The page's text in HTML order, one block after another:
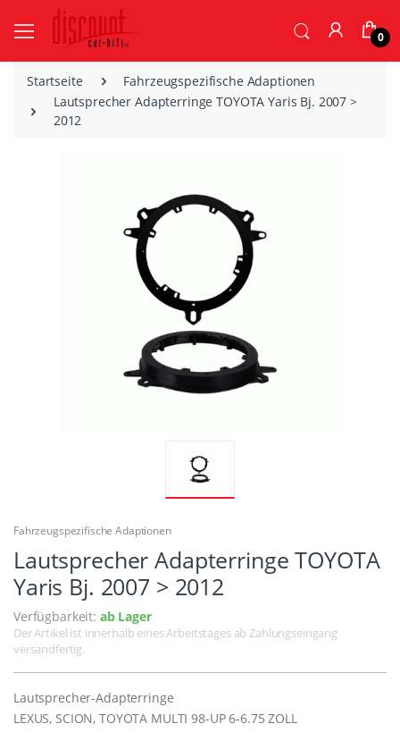
0
Startseite
Fahrzeugspezifische Adaptionen
Lautsprecher Adapterringe TOYOTA Yaris Bj. 2007 >
2012
Fahrzeugspezifische Adaptionen
Lautsprecher Adapterringe TOYOTA
Yaris Bj. 2007 > 2012
Verfügbarkeit: ab Lager
Der Artikel ist innerhalb eines Arbeitstages ab Zahlungseingang
versandfertig.
Lautsprecher-Adapterringe
LEXUS, SCION, TOYOTA MULTI 98-UP 6-6.75 ZOLL